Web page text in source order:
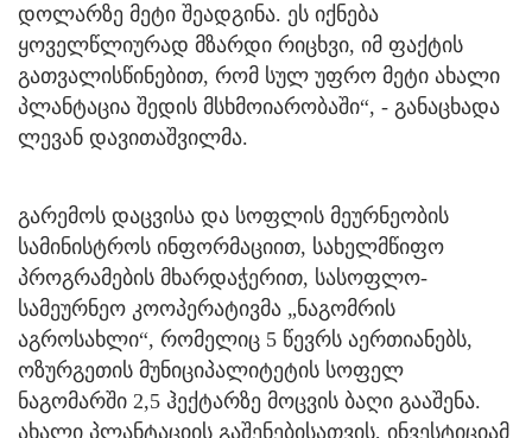
დოლარზე მეტი შეადგინა. ეს იქნება
ყოველწლიურად მზარდი რიცხვი, იმ ფაქტის
გათვალისწინებით, რომ სულ უფრო მეტი ახალი
პლანტაცია შედის მსხმოიარობაში“, - განაცხადა
ლევან დავითაშვილმა.
გარემოს დაცვისა და სოფლის მეურნეობის
სამინისტროს ინფორმაციით, სახელმწიფო
პროგრამების მხარდაჭერით, სასოფლო-
სამეურნეო კოოპერატივმა „ნაგომრის
აგროსახლი“, რომელიც 5 წევრს აერთიანებს,
ოზურგეთის მუნიციპალიტეტის სოფელ
ნაგომარში 2,5 ჰექტარზე მოცვის ბაღი გააშენა.
ახალი პლანტაციის გაშენებისათვის, ინვესტიციამ